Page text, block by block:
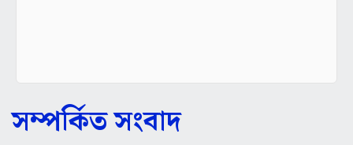
সম্পর্কিত সংবাদ